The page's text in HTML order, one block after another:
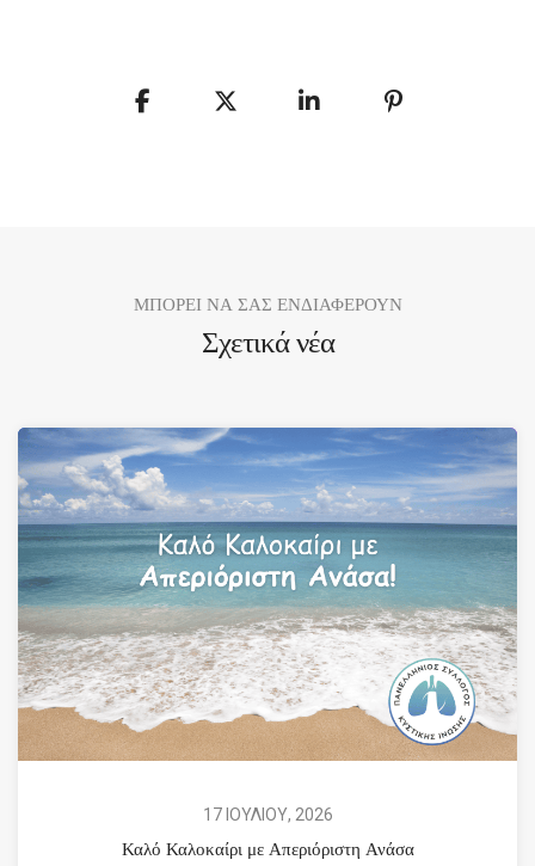
ΜΠΟΡΕΙ ΝΑ ΣΑΣ ΕΝΔΙΑΦΕΡΟΥΝ
Σχετικά νέα
17 ΙΟΥΛΙΟΥ, 2026
Καλό Καλοκαίρι με Απεριόριστη Ανάσα